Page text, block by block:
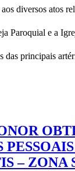
aos diversos atos
Paroquial e a
das principais
– ZONA